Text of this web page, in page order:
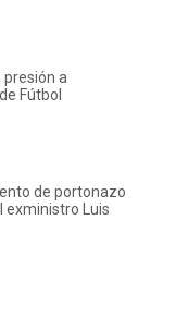
presión a
Fútbol
de portonazo
exministro Luis